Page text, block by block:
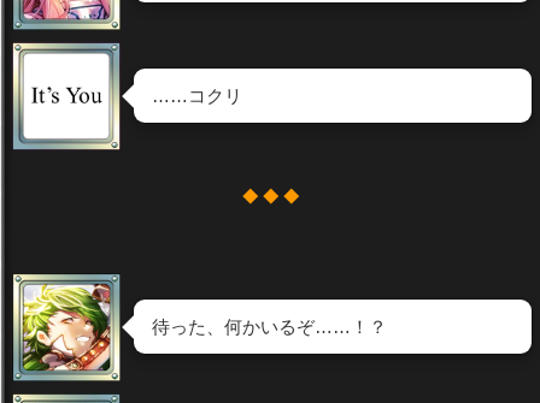
……コクリ
◆ ◆ ◆
待った、何かいるぞ……！？